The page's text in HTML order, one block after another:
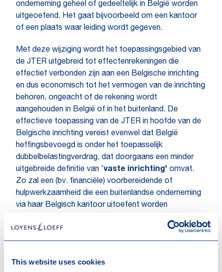
This website uses cookies
onderneming geheel of gedeeltelijk in België worden
uitgeoefend. Het gaat bijvoorbeeld om een kantoor
of een plaats waar leiding wordt gegeven.
Met deze wijziging wordt het toepassingsgebied van
de JTER uitgebreid tot effectenrekeningen die
effectief verbonden zijn aan een Belgische inrichting
en dus economisch tot het vermogen van de inrichting
behoren, ongeacht of de rekening wordt
aangehouden in België of in het buitenland. De
effectieve toepassing van de JTER in hoofde van de
Belgische inrichting vereist evenwel dat België
heffingsbevoegd is onder het toepasselijk
dubbelbelastingverdrag, dat doorgaans een minder
uitgebreide definitie van 'vaste inrichting' omvat.
Zo zal een (bv. financiële) voorbereidende of
hulpwerkzaamheid die een buitenlandse onderneming
via haar Belgisch kantoor uitoefent worden
niet voldoet aan de verdragsrechtelijke “vaste
inrichting”-definitie en in welk geval België bijgevolg
heffen over het vermogen van die inrichting.